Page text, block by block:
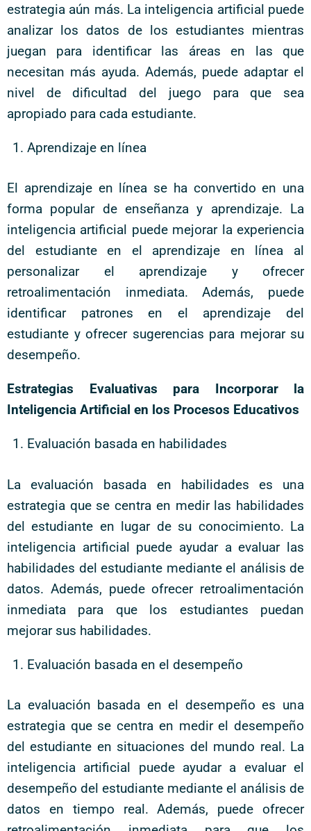
estrategia aún más. La inteligencia artificial puede
analizar los datos de los estudiantes mientras
juegan para identificar las áreas en las que
necesitan más ayuda. Además, puede adaptar el
nivel de dificultad del juego para que sea
apropiado para cada estudiante.
Aprendizaje en línea
El aprendizaje en línea se ha convertido en una
forma popular de enseñanza y aprendizaje. La
inteligencia artificial puede mejorar la experiencia
del estudiante en el aprendizaje en línea al
personalizar el aprendizaje y ofrecer
retroalimentación inmediata. Además, puede
identificar patrones en el aprendizaje del
estudiante y ofrecer sugerencias para mejorar su
desempeño.
Estrategias Evaluativas para Incorporar la
Inteligencia Artificial en los Procesos Educativos
Evaluación basada en habilidades
La evaluación basada en habilidades es una
estrategia que se centra en medir las habilidades
del estudiante en lugar de su conocimiento. La
inteligencia artificial puede ayudar a evaluar las
habilidades del estudiante mediante el análisis de
datos. Además, puede ofrecer retroalimentación
inmediata para que los estudiantes puedan
mejorar sus habilidades.
Evaluación basada en el desempeño
La evaluación basada en el desempeño es una
estrategia que se centra en medir el desempeño
del estudiante en situaciones del mundo real. La
inteligencia artificial puede ayudar a evaluar el
desempeño del estudiante mediante el análisis de
datos en tiempo real. Además, puede ofrecer